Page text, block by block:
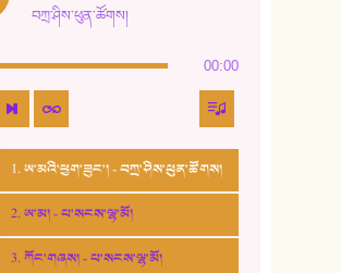
བཀྲ་ཤིས་ཕུན་ཚོགས།
00:00
1. ཨ་མའི་ཕྱག་ཟུང་། - བཀྲ་ཤིས་ཕུན་ཚོགས།
2. ཨ་མ། - པ་སངས་ལྷ་མོ།
3. ཀོང་གཞས། - པ་སངས་ལྷ་མོ།